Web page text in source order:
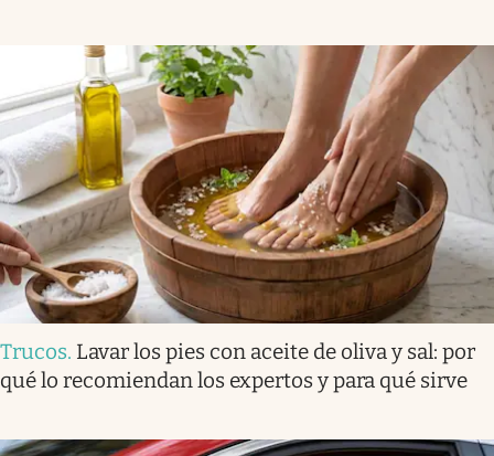
Trucos. Lavar los pies con aceite de oliva y sal: por
qué lo recomiendan los expertos y para qué sirve